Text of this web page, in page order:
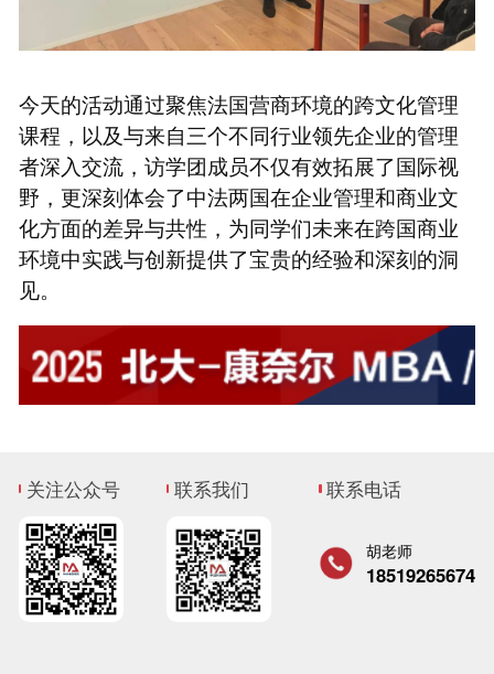
今天的活动通过聚焦法国营商环境的跨文化管理
课程，以及与来自三个不同行业领先企业的管理
者深入交流，访学团成员不仅有效拓展了国际视
野，更深刻体会了中法两国在企业管理和商业文
化方面的差异与共性，为同学们未来在跨国商业
环境中实践与创新提供了宝贵的经验和深刻的洞
见。
关注公众号 联系我们 联系电话
胡老师
18519265674